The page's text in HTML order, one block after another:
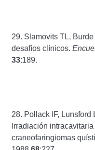
29. Slamovits TL,
desafíos clínicos.
33:189.
28. Pollack IF, Lunsford
Irradiación
craneofaringiomas